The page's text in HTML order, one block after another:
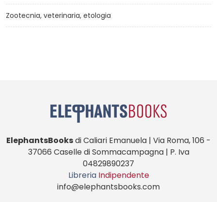
Zootecnia, veterinaria, etologia
ElephantsBooksdi Caliari Emanuela | Via Roma, 106 -
37066 Caselle di Sommacampagna | P. Iva
04829890237
Libreria Indipendente
info@elephantsbooks.com